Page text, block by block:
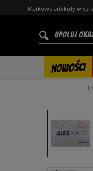
Markowe artykuły w
NOWOŚCI